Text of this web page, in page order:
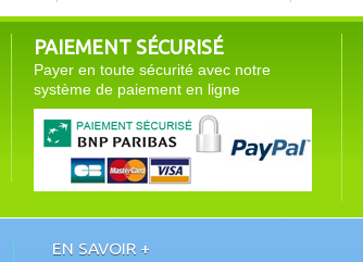
PAIEMENT SÉCURISÉ
Payer en toute sécurité avec notre
système de paiement en ligne
EN SAVOIR +